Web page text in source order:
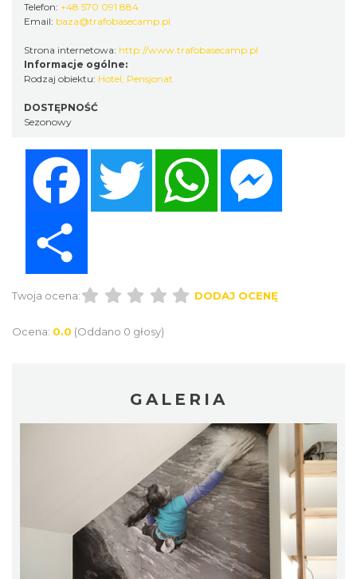
Telefon: +48 570 091 884
Email: baza@trafobasecamp.pl
Strona internetowa: http://www.trafobasecamp.pl
Informacje ogólne:
Rodzaj obiektu: Hotel, Pensjonat
DOSTĘPNOŚĆ
Sezonowy
Twitter WhatsApp
Twoja ocena: DODAJ OCENĘ
Ocena: 0.0 (Oddano 0 głosy)
GALERIA